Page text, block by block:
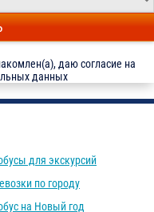
даю согласие на
данных
для экскурсий
по городу
на Новый год